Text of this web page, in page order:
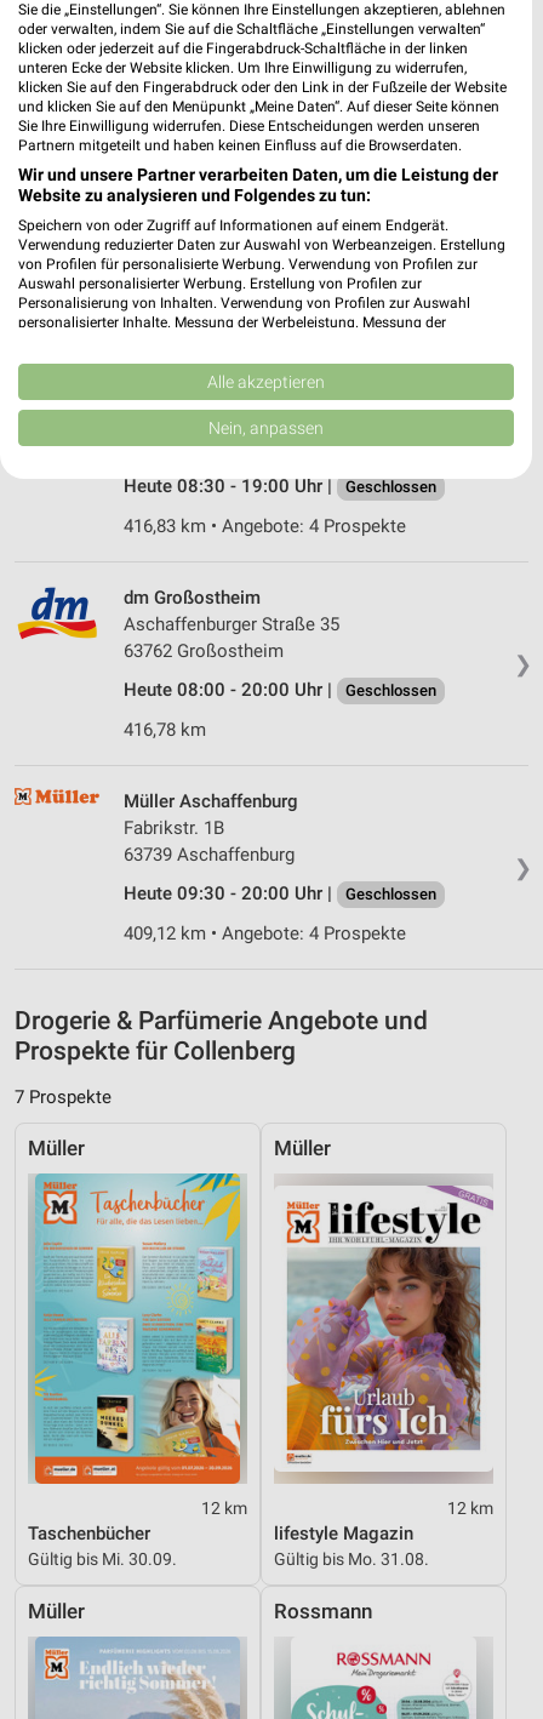
Frankfurter Str. 70
64732 Bad König
Heute 08:00 - 20:00 Uhr |
Geschlossen
435,08 km • Angebote: 3 Prospekte
dm Höchst i. Odw.
Wernher-von-Braun-Straße 2-6
64739 Höchst i. Odw.
Heute 08:00 - 20:00 Uhr | Geschlossen
430,86 km
❯
Müller Großostheim
Raiffeisenstr. 8
63762 Großostheim
Heute 08:30 - 19:00 Uhr |
Geschlossen
416,83 km • Angebote: 4 Prospekte
❯
dm Großostheim
Aschaffenburger Straße 35
63762 Großostheim
Heute 08:00 - 20:00 Uhr |
Geschlossen
416,78 km
❯
Müller Aschaffenburg
Fabrikstr. 1B
63739 Aschaffenburg
Heute 09:30 - 20:00 Uhr |
Geschlossen
409,12 km • Angebote: 4 Prospekte
Drogerie & Parfümerie Angebote und
Prospekte für Collenberg
7 Prospekte
Müller
12 km
Taschenbücher
Gültig bis Mi. 30.09.
Müller
12 km
lifestyle Magazin
Gültig bis Mo. 31.08.
Müller Rossmann
Sie die „Einstellungen“. Sie können Ihre Einstellungen akzeptieren, ablehnen
oder verwalten, indem Sie auf die Schaltfläche „Einstellungen verwalten“
klicken oder jederzeit auf die Fingerabdruck-Schaltfläche in der linken
unteren Ecke der Website klicken. Um Ihre Einwilligung zu widerrufen,
klicken Sie auf den Fingerabdruck oder den Link in der Fußzeile der Website
und klicken Sie auf den Menüpunkt „Meine Daten“. Auf dieser Seite können
Sie Ihre Einwilligung widerrufen. Diese Entscheidungen werden unseren
Partnern mitgeteilt und haben keinen Einfluss auf die Browserdaten.
Wir und unsere Partner verarbeiten Daten, um die Leistung der
Website zu analysieren und Folgendes zu tun:
Speichern von oder Zugriff auf Informationen auf einem Endgerät.
Verwendung reduzierter Daten zur Auswahl von Werbeanzeigen. Erstellung
von Profilen für personalisierte Werbung. Verwendung von Profilen zur
Auswahl personalisierter Werbung. Erstellung von Profilen zur
Personalisierung von Inhalten. Verwendung von Profilen zur Auswahl
personalisierter Inhalte. Messung der Werbeleistung. Messung der
Kombinationen von Daten aus verschiedenen Quellen. Entwicklung und
Verbesserung der Angebote. Verwendung reduzierter Daten zur Auswahl
von Inhalten.
Daten können außerhalb der Europäischen Union weitergegeben und in die
USA gesendet werden.
Website/App.
Partnerliste anzeigen (1 IAB-Anbieter)
Speichern von oder Zugriff auf Informationen
auf einem Endgerät
Verwendung reduzierter Daten zur Auswahl von
Verwendung von Profilen zur Auswahl
personalisierter Werbung
Erstellung von Profilen zur Personalisierung
Messung der Werbeleistung
Messung der Performance von Inhalten
Analyse von Zielgruppen durch Statistiken oder
Kombinationen von Daten aus verschiedenen
Quellen
Entwicklung und Verbesserung der Angebote
Verwendung reduzierter Daten zur Auswahl von
Inhalten
IAB-Besonderheiten:
Verwendung genauer Standortdaten
Geräte anhand von aktiv angeforderten
Informationen identifizieren
Nicht-IAB-Verarbeitungszwecke:
Notwendig
Performance
Funktional
Werbung
Alle akzeptieren
Nein, anpassen